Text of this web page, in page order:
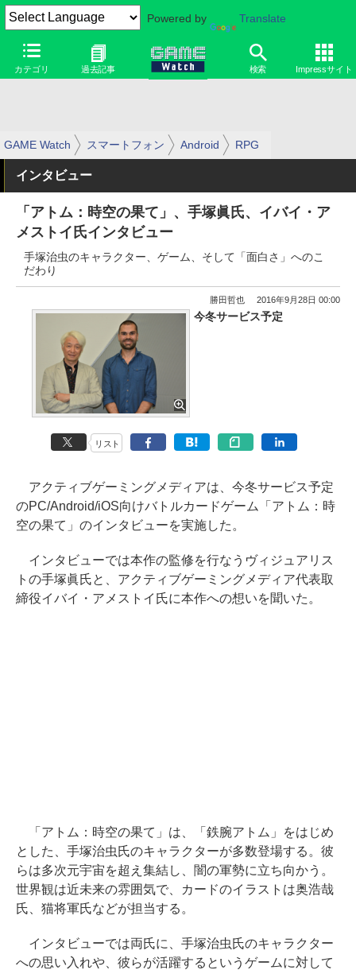
Powered by Translate
カテゴリ 過去記事 検索 Impressサイト
GAME Watch スマートフォン Android RPG
インタビュー
「アトム：時空の果て」、手塚眞氏、イバイ・ア
メストイ氏インタビュー
手塚治虫のキャラクター、ゲーム、そして「面白さ」へのこ
だわり
勝田哲也 2016年9月28日 00:00
今冬サービス予定
リスト
アクティブゲーミングメディアは、今冬サービス予定
のPC/Android/iOS向けバトルカードゲーム「アトム：時
空の果て」のインタビューを実施した。
インタビューでは本作の監修を行なうヴィジュアリス
トの手塚眞氏と、アクティブゲーミングメディア代表取
締役イバイ・アメストイ氏に本作への想いを聞いた。
「アトム：時空の果て」は、「鉄腕アトム」をはじめ
とした、手塚治虫氏のキャラクターが多数登場する。彼
らは多次元宇宙を超え集結し、闇の軍勢に立ち向かう。
世界観は近未来の雰囲気で、カードのイラストは奥浩哉
氏、猫将軍氏などが担当する。
インタビューでは両氏に、手塚治虫氏のキャラクター
への思い入れや、彼らが活躍するというゲームに対して